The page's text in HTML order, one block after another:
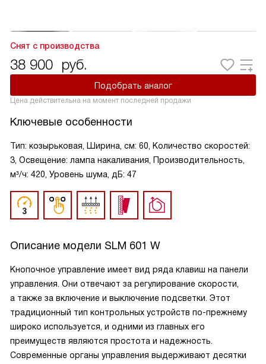
Снят с производства
38 900 руб.
Подобрать аналог
Цена действительна на момент последней продажи
Ключевые особенности
Тип: козырьковая, Ширина, см: 60, Количество скоростей:
3, Освещение: лампа накаливания, Производительность,
м³/ч: 420, Уровень шума, дБ: 47
Описание модели SLM 601 W
Кнопочное управление имеет вид ряда клавиш на панели
управления. Они отвечают за регулирование скорости,
а также за включение и выключение подсветки. Этот
традиционный тип контрольных устройств по-прежнему
широко используется, и одними из главных его
преимуществ являются простота и надежность.
Современные органы управления выдерживают десятки